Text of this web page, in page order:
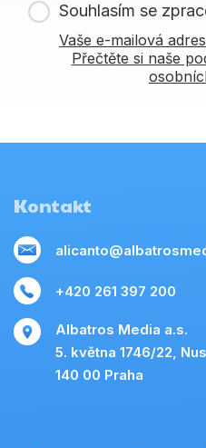
Souhlasím se
Vaše e-mailová
Přečtěte si naše
Kontakt
+420 261 397 200
Albatros Media a.s.
5. května 1746/22,
140 00 Praha